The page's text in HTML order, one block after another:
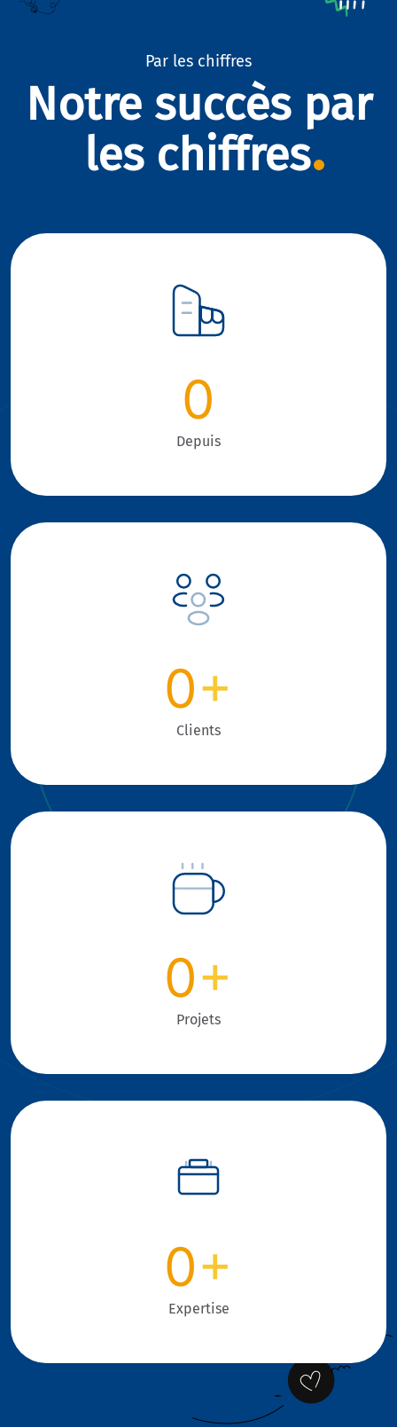
Par les chiffres
Notre succès par
les chiffres
0
Depuis
0+
Clients
0+
Projets
0+
Expertise